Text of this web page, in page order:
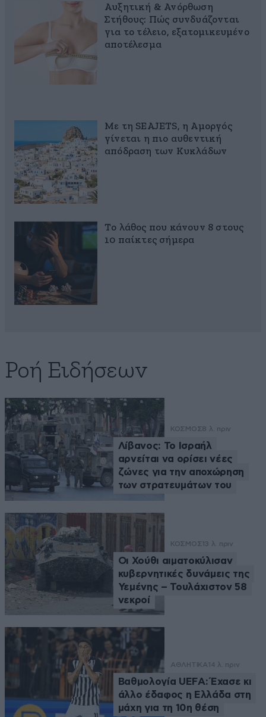
Αυξητική & Ανόρθωση
Στήθους: Πώς συνδυάζονται
για το τέλειο, εξατομικευμένο
αποτέλεσμα
Με τη SEAJETS, η Αμοργός
γίνεται η πιο αυθεντική
απόδραση των Κυκλάδων
Το λάθος που κάνουν 8 στους
10 παίκτες σήμερα
Ροή Ειδήσεων
ΚΟΣΜΟΣ8 λ. πριν
Λίβανος: Το Ισραήλ
αρνείται να ορίσει νέες
ζώνες για την αποχώρηση
των στρατευμάτων του
ΚΟΣΜΟΣ 13 λ. πριν
Οι Χούθι αιματοκύλισαν
κυβερνητικές δυνάμεις της
Υεμένης – Τουλάχιστον 58
νεκροί
ΑΘΛΗΤΙΚΑ 14 λ. πριν
Βαθμολογία UEFA: Έχασε κι
άλλο έδαφος η Ελλάδα στη
μάχη για τη 10η θέση